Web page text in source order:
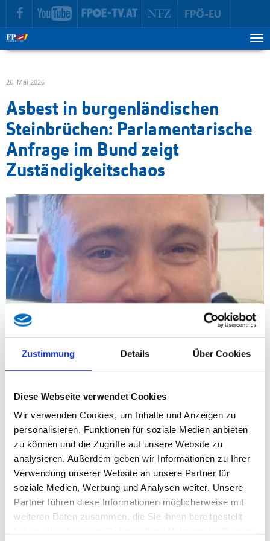
Zustimmung Details Über Cookies
Diese Webseite verwendet Cookies
Wir verwenden Cookies, um Inhalte und Anzeigen zu
personalisieren, Funktionen für soziale Medien anbieten
zu können und die Zugriffe auf unsere Website zu
analysieren. Außerdem geben wir Informationen zu Ihrer
Verwendung unserer Website an unsere Partner für
soziale Medien, Werbung und Analysen weiter. Unsere
Partner führen diese Informationen möglicherweise mit
weiteren Daten zusammen, die Sie ihnen bereitgestellt
zur Hauptnavigation springen
zum Inhalt springen
26. Mai 2026
Asbest in burgenländischen
Steinbrüchen: Parlamentarische
Anfrage im Bund zeigt
Zuständigkeitschaos
– „Die aktuellen Anfragebeantwortungen auf meine
burgenländischen Steinbrüchen zeigen ein klares Bild: Alle
wissen Bescheid, aber niemand fühlt sich verantwortlich“,
kritisiert Bundesrat Thomas Karacsony.
Zwar bestätigt das zuständige Ministerium, dass in mehreren
Steinbrüchen teils hohe Asbestgehalte festgestellt wurden,
gleichzeitig wird aber seitens des Bundes klargestellt, dass er
für die konkrete Bewertung, Überwachung und das weitere
Vorgehen nicht zuständig ist. Die Verantwortung liege bei
Bezirksbehörden, dem Finanzministerium als
Montanbehörde, dem Arbeitsministerium sowie dem Land